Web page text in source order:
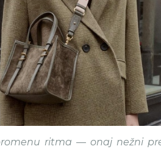
ritma — onaj nežni